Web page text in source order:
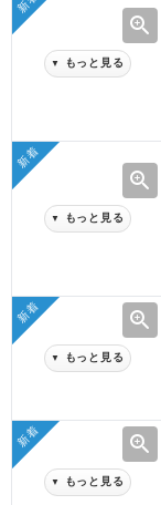
zoom_in
▼ もっと見る
新着
zoom_in
▼ もっと見る
新着 zoom_in
▼ もっと見る
新着 zoom_in
▼ もっと見る